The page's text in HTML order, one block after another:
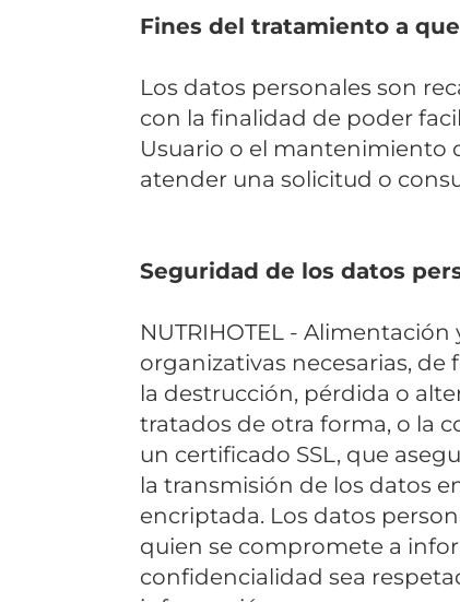
Fines del tratamiento a
Los datos personales son
con la finalidad de poder
Usuario o el mantenimiento
atender una solicitud o
Seguridad de los datos
NUTRIHOTEL -
organizativas necesarias,
la destrucción, pérdida o
tratados de otra forma, o la
un certificado SSL, que
la transmisión de los datos
encriptada. Los datos
quien se compromete a
confidencialidad sea